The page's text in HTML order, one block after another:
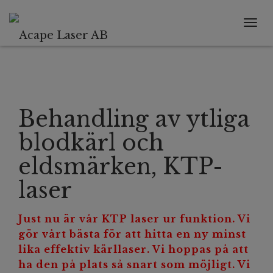
Behandling av ytliga
blodkärl och
eldsmärken, KTP-
laser
Just nu är vår KTP laser ur funktion. Vi
gör vårt bästa för att hitta en ny minst
lika effektiv kärllaser. Vi hoppas på att
ha den på plats så snart som möjligt. Vi